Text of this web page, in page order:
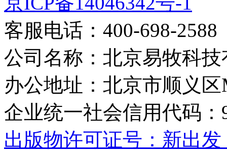
客服电话：400-698-2588
公司名称：北京易牧科
办公地址：北京市顺义
企业统一社会信用代码：
出版物许可证号：新出发